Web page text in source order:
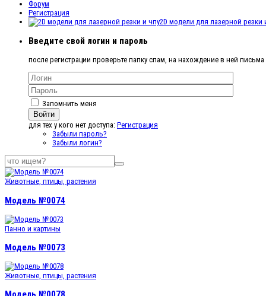
Форум
Регистрация
2D модели для лазерной резки
Введите свой логин и пароль
после регистрации проверьте папку спам, на нахождение в ней письма
Запомнить меня
Войти
для тех у кого нет доступа: Регистрация
Забыли пароль?
Забыли логин?
Животные, птицы, растения
Модель №0074
Панно и картины
Модель №0073
Животные, птицы, растения